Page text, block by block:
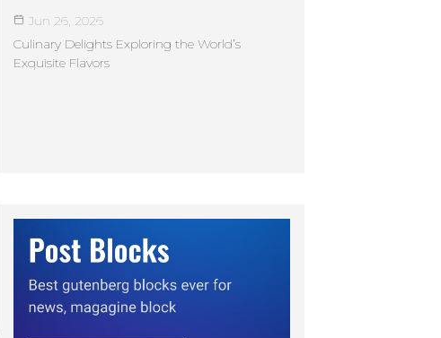
Jun 26, 2026
Culinary Delights Exploring the World’s
Exquisite Flavors